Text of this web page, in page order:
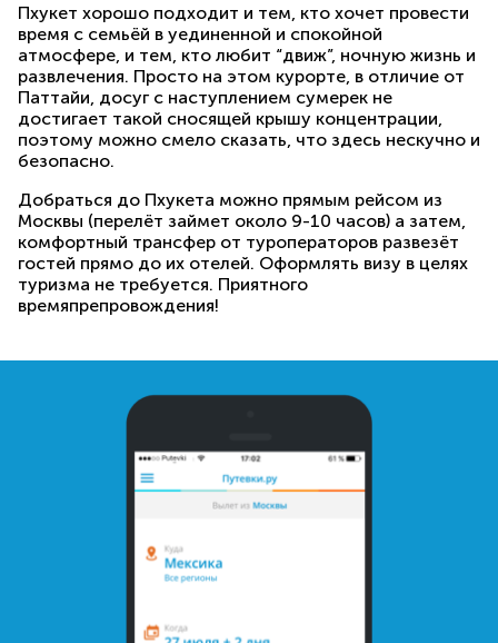
Пхукет хорошо подходит и тем, кто хочет провести
время с семьёй в уединенной и спокойной
атмосфере, и тем, кто любит “движ”, ночную жизнь и
развлечения. Просто на этом курорте, в отличие от
Паттайи, досуг с наступлением сумерек не
достигает такой сносящей крышу концентрации,
поэтому можно смело сказать, что здесь нескучно и
безопасно.
Добраться до Пхукета можно прямым рейсом из
Москвы (перелёт займет около 9-10 часов) а затем,
комфортный трансфер от туроператоров развезёт
гостей прямо до их отелей. Оформлять визу в целях
туризма не требуется. Приятного
времяпрепровождения!